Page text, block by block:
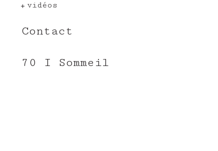
vidéos
Contact
70 I Sommeil